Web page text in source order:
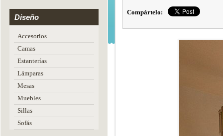
Diseño
Accesorios
Camas
Estanterías
Lámparas
Mesas
Muebles
Sillas
Sofás
Compártelo: